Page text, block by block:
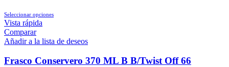
original
era:
$8.490.
actual
Seleccionar opcionesEste
múltiples
Las
Vista rápida
Comparar
Añadir a la lista de deseos
Frasco Conservero 370 ML B B/Twist Off 66